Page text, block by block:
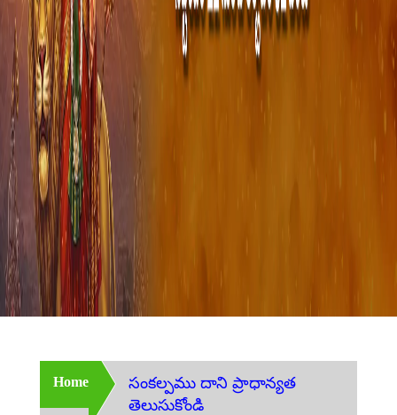
Home
సంకల్పము దాని ప్రాధాన్యత
తెలుసుకోండి